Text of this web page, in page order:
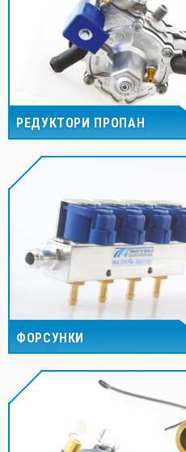
РЕДУКТОРИ ПРОПАН
ФОРСУНКИ